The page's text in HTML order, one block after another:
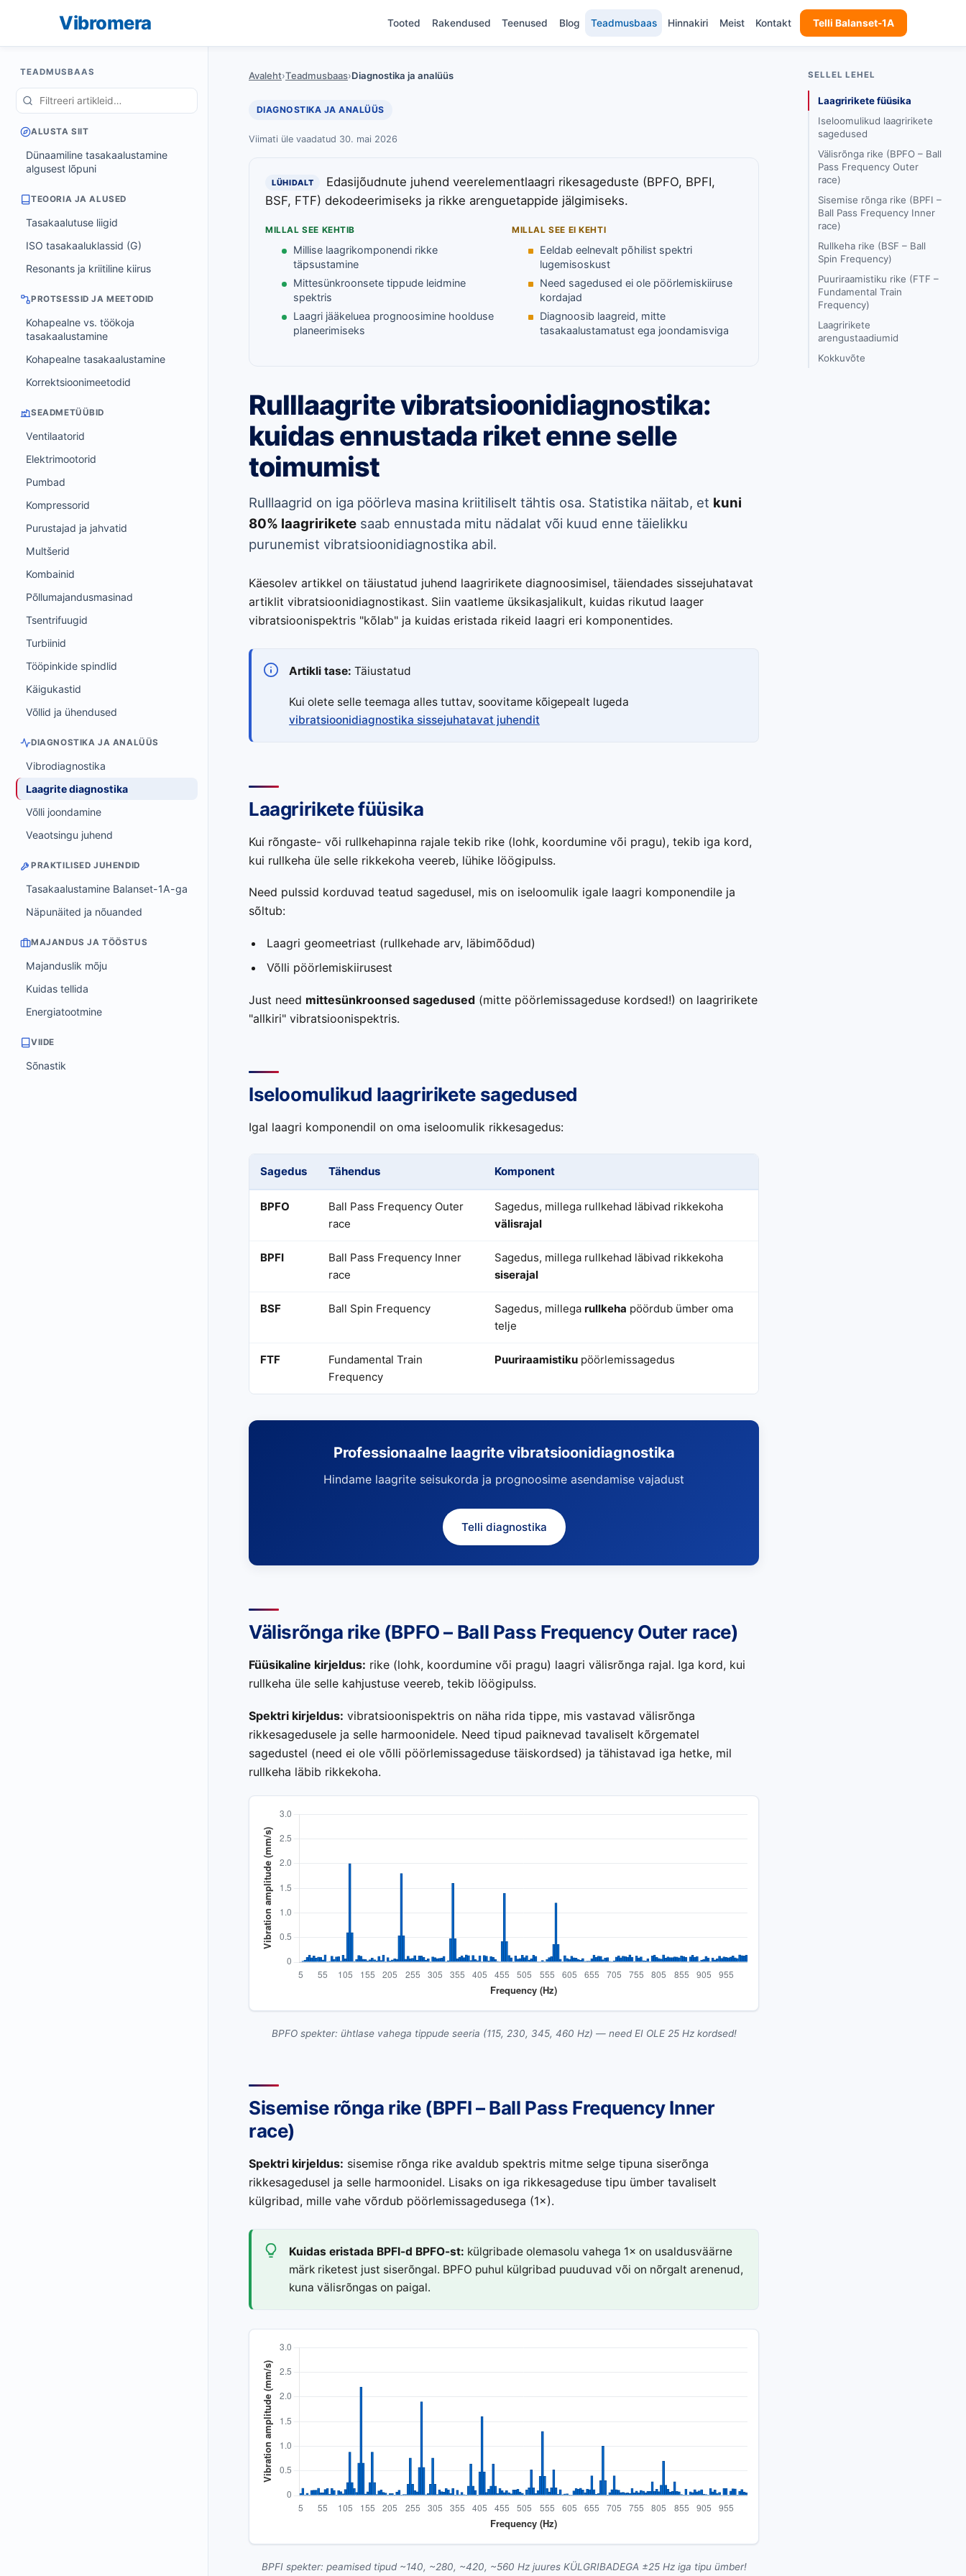
Vibromera Tooted Rakendused Teenused Blog Teadmusbaas Hinnakiri Meist Kontakt Telli Balanset-1A
TEADMUSBAAS
ALUSTA SIIT
Dünaamiline tasakaalustamine
algusest lõpuni
TEOORIA JA ALUSED
Tasakaalutuse liigid
ISO tasakaaluklassid (G)
Resonants ja kriitiline kiirus
PROTSESSID JA MEETODID
Kohapealne vs. töökoja
tasakaalustamine
Kohapealne tasakaalustamine
Korrektsioonimeetodid
SEADMETÜÜBID
Ventilaatorid
Elektrimootorid
Pumbad
Kompressorid
Purustajad ja jahvatid
Multšerid
Kombainid
Põllumajandusmasinad
Tsentrifuugid
Turbiinid
Tööpinkide spindlid
Käigukastid
Võllid ja ühendused
DIAGNOSTIKA JA ANALÜÜS
Vibrodiagnostika
Laagrite diagnostika
Võlli joondamine
Veaotsingu juhend
PRAKTILISED JUHENDID
Tasakaalustamine Balanset-1A-ga
Näpunäited ja nõuanded
MAJANDUS JA TÖÖSTUS
Majanduslik mõju
Kuidas tellida
Energiatootmine
VIIDE
Sõnastik
Avaleht›Teadmusbaas›Diagnostika ja analüüs
DIAGNOSTIKA JA ANALÜÜS
Viimati üle vaadatud 30. mai 2026
LÜHIDALT
Edasijõudnute juhend veerelementlaagri rikesageduste (BPFO, BPFI,
BSF, FTF) dekodeerimiseks ja rikke arenguetappide jälgimiseks.
MILLAL SEE KEHTIB
Millise laagrikomponendi rikke
täpsustamine
Mittesünkroonsete tippude leidmine
spektris
Laagri jääkeluea prognoosimine hoolduse
planeerimiseks
MILLAL SEE EI KEHTI
Eeldab eelnevalt põhilist spektri
lugemisoskust
Need sagedused ei ole pöörlemiskiiruse
kordajad
Diagnoosib laagreid, mitte
tasakaalustamatust ega joondamisviga
Rulllaagrite vibratsioonidiagnostika:
kuidas ennustada riket enne selle
toimumist
Rulllaagrid on iga pöörleva masina kriitiliselt tähtis osa. Statistika näitab, et kuni
80% laagririkete saab ennustada mitu nädalat või kuud enne täielikku
purunemist vibratsioonidiagnostika abil.
Käesolev artikkel on täiustatud juhend laagririkete diagnoosimisel, täiendades sissejuhatavat
artiklit vibratsioonidiagnostikast. Siin vaatleme üksikasjalikult, kuidas rikutud laager
vibratsioonispektris "kõlab" ja kuidas eristada rikeid laagri eri komponentides.
Artikli tase: Täiustatud
Kui olete selle teemaga alles tuttav, soovitame kõigepealt lugeda
vibratsioonidiagnostika sissejuhatavat juhendit
Laagririkete füüsika
Kui rõngaste- või rullkehapinna rajale tekib rike (lohk, koordumine või pragu), tekib iga kord,
kui rullkeha üle selle rikkekoha veereb, lühike löögipulss.
Need pulssid korduvad teatud sagedusel, mis on iseloomulik igale laagri komponendile ja
sõltub:
Laagri geomeetriast (rullkehade arv, läbimõõdud)
Võlli pöörlemiskiirusest
Just need mittesünkroonsed sagedused (mitte pöörlemissageduse kordsed!) on laagririkete
"allkiri" vibratsioonispektris.
Iseloomulikud laagririkete sagedused
Igal laagri komponendil on oma iseloomulik rikkesagedus:
Sagedus Tähendus Komponent
BPFO
Ball Pass Frequency Outer
race
Sagedus, millega rullkehad läbivad rikkekoha
välisrajal
BPFI
Ball Pass Frequency Inner
race
Sagedus, millega rullkehad läbivad rikkekoha
siserajal
BSF Ball Spin Frequency Sagedus, millega rullkeha pöördub ümber oma
telje
FTF
Fundamental Train
Frequency
Puuriraamistiku pöörlemissagedus
Professionaalne laagrite vibratsioonidiagnostika
Hindame laagrite seisukorda ja prognoosime asendamise vajadust
Telli diagnostika
Välisrõnga rike (BPFO – Ball Pass Frequency Outer race)
Füüsikaline kirjeldus: rike (lohk, koordumine või pragu) laagri välisrõnga rajal. Iga kord, kui
rullkeha üle selle kahjustuse veereb, tekib löögipulss.
Spektri kirjeldus: vibratsioonispektris on näha rida tippe, mis vastavad välisrõnga
rikkesagedusele ja selle harmoonidele. Need tipud paiknevad tavaliselt kõrgematel
sagedustel (need ei ole võlli pöörlemissageduse täiskordsed) ja tähistavad iga hetke, mil
rullkeha läbib rikkekoha.
BPFO spekter: ühtlase vahega tippude seeria (115, 230, 345, 460 Hz) — need EI OLE 25 Hz kordsed!
Sisemise rõnga rike (BPFI – Ball Pass Frequency Inner
race)
Spektri kirjeldus: sisemise rõnga rike avaldub spektris mitme selge tipuna siserõnga
rikkesagedusel ja selle harmoonidel. Lisaks on iga rikkesageduse tipu ümber tavaliselt
külgribad, mille vahe võrdub pöörlemissagedusega (1×).
Kuidas eristada BPFI-d BPFO-st: külgribade olemasolu vahega 1× on usaldusväärne
märk riketest just siserõngal. BPFO puhul külgribad puuduvad või on nõrgalt arenenud,
kuna välisrõngas on paigal.
BPFI spekter: peamised tipud ~140, ~280, ~420, ~560 Hz juures KÜLGRIBADEGA ±25 Hz iga tipu ümber!
SELLEL LEHEL
Laagririkete füüsika
Iseloomulikud laagririkete
sagedused
Välisrõnga rike (BPFO – Ball
Pass Frequency Outer
race)
Sisemise rõnga rike (BPFI –
Ball Pass Frequency Inner
race)
Rullkeha rike (BSF – Ball
Spin Frequency)
Puuriraamistiku rike (FTF –
Fundamental Train
Frequency)
Laagririkete
arengustaadiumid
Kokkuvõte